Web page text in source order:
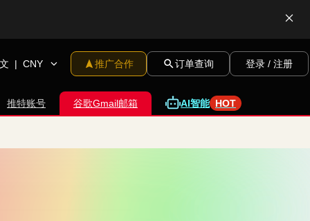
| CNY 推广合作 订单查询 登录 / 注册
推特账号 谷歌Gmail邮箱 AI智能 HOT